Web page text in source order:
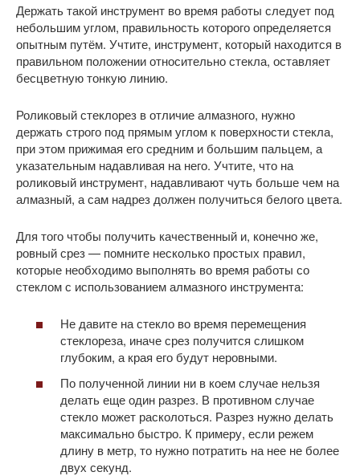
Держать такой инструмент во время работы следует под
небольшим углом, правильность которого определяется
опытным путём. Учтите, инструмент, который находится в
правильном положении относительно стекла, оставляет
бесцветную тонкую линию.
Роликовый стеклорез в отличие алмазного, нужно
держать строго под прямым углом к поверхности стекла,
при этом прижимая его средним и большим пальцем, а
указательным надавливая на него. Учтите, что на
роликовый инструмент, надавливают чуть больше чем на
алмазный, а сам надрез должен получиться белого цвета.
Для того чтобы получить качественный и, конечно же,
ровный срез — помните несколько простых правил,
которые необходимо выполнять во время работы со
стеклом с использованием алмазного инструмента:
Не давите на стекло во время перемещения
стеклореза, иначе срез получится слишком
глубоким, а края его будут неровными.
По полученной линии ни в коем случае нельзя
делать еще один разрез. В противном случае
стекло может расколоться. Разрез нужно делать
максимально быстро. К примеру, если режем
длину в метр, то нужно потратить на нее не более
двух секунд.